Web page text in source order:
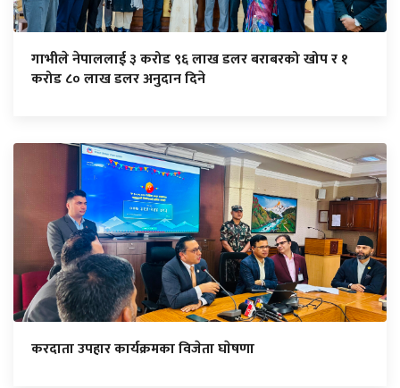
गाभीले नेपाललाई ३ करोड ९६ लाख डलर बराबरको खोप र १
करोड ८० लाख डलर अनुदान दिने
करदाता उपहार कार्यक्रमका विजेता घाेषणा